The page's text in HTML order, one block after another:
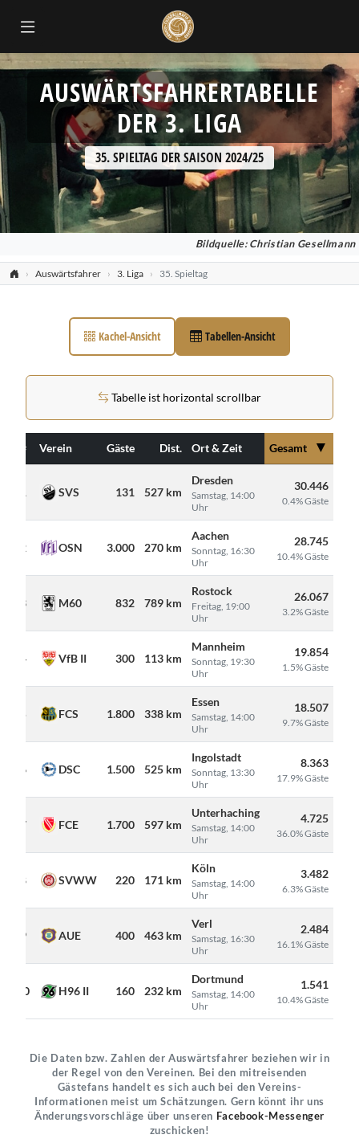
AUSWÄRTSFAHRERTABELLE
DER 3. LIGA
35. SPIELTAG DER SAISON 2024/25
Bildquelle: Christian Gesellmann
Auswärtsfahrer 3. Liga 35. Spieltag
Kachel-Ansicht Tabellen-Ansicht
Tabelle ist horizontal scrollbar
# Verein Gäste Dist. Ort & Zeit Gesamt ▼
SVS 131 527 km
Dresden
Samstag, 14:00
Uhr
30.446
0.4% Gäste
2 OSN 3.000 270 km
Aachen
Sonntag, 16:30
Uhr
28.745
10.4% Gäste
3 M60 832 789 km
Rostock
Freitag, 19:00
Uhr
26.067
3.2% Gäste
4 VfB II 300 113 km
Mannheim
Sonntag, 19:30
Uhr
19.854
1.5% Gäste
5 FCS 1.800 338 km
Essen
Samstag, 14:00
Uhr
18.507
9.7% Gäste
6 DSC 1.500 525 km
Ingolstadt
Sonntag, 13:30
Uhr
8.363
17.9% Gäste
7 FCE 1.700 597 km
Unterhaching
Samstag, 14:00
Uhr
4.725
36.0% Gäste
8 SVWW 220 171 km
Köln
Samstag, 14:00
Uhr
3.482
6.3% Gäste
9 AUE 400 463 km
Verl
Samstag, 16:30
Uhr
2.484
16.1% Gäste
10 H96 II 160 232 km
Dortmund
Samstag, 14:00
Uhr
1.541
10.4% Gäste
Die Daten bzw. Zahlen der Auswärtsfahrer beziehen wir in
der Regel von den Vereinen. Bei den mitreisenden
Gästefans handelt es sich auch bei den Vereins-
Informationen meist um Schätzungen. Gern könnt ihr uns
Änderungsvorschläge über unseren Facebook-Messenger
zuschicken!